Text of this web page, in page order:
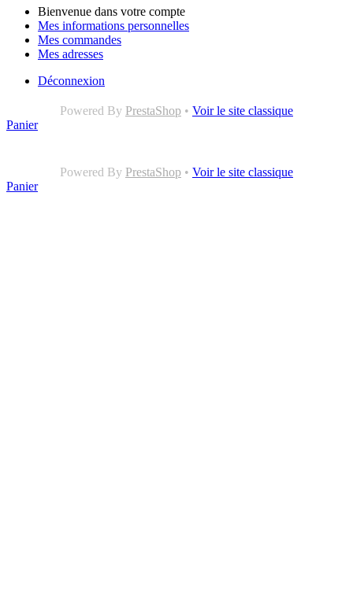
Bienvenue dans votre compte
Mes informations personnelles
Mes commandes
Mes adresses
Déconnexion
Powered By PrestaShop • Voir le site classique
Panier
Powered By PrestaShop • Voir le site classique
Panier